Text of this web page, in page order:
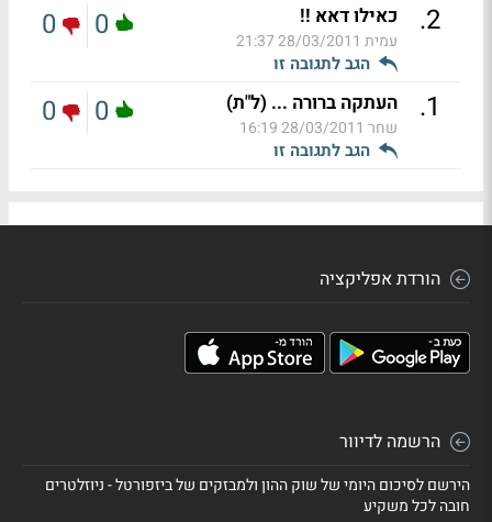
2
. כאילו דאא !!
עמית 28/03/2011 21:37
הגב לתגובה זו
0
0
1
. העתקה ברורה ... (ל"ת)
שחר 28/03/2011 16:19
הגב לתגובה זו
0
0
הורדת אפליקציה
הרשמה לדיוור
הירשם לסיכום היומי של שוק ההון ולמבזקים של ביזפורטל - ניוזלטרים
חובה לכל משקיע